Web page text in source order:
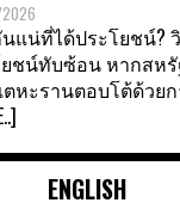
แน่ที่ได้ประโยชน์?
ชน์ทับซ้อน หากสหรั
หะรานตอบโต้ด้วยก
ENGLISH